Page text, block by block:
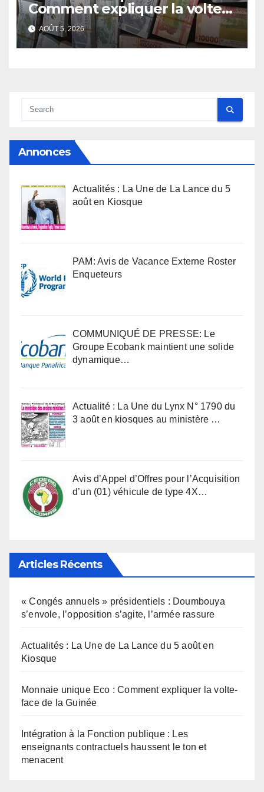
Comment expliquer la volte-
face de la Guinée
AOÛT 5, 2026
Annonces
Actualités : La Une de La Lance du 5
août en Kiosque
PAM: Avis de Vacance Externe Roster
Enqueteurs
COMMUNIQUÉ DE PRESSE: Le
Groupe Ecobank maintient une solide
dynamique…
Actualité : La Une du Lynx N° 1790 du
3 août en kiosques au ministère …
Avis d’Appel d’Offres pour l’Acquisition
d’un (01) véhicule de type 4X…
Articles Récents
« Congés annuels » présidentiels : Doumbouya
s’envole, l’opposition s’agite, l’armée rassure
Actualités : La Une de La Lance du 5 août en
Kiosque
Monnaie unique Eco : Comment expliquer la volte-
face de la Guinée
Intégration à la Fonction publique : Les
enseignants contractuels haussent le ton et
menacent